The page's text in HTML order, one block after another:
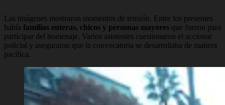
Las imágenes mostraron momentos de tensión. Entre los presentes
había familias enteras, chicos y personas mayores que fueron para
participar del homenaje. Varios asistentes cuestionaron el accionar
policial y aseguraron que la convocatoria se desarrollaba de manera
pacífica.